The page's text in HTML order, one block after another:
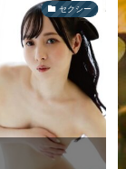
セクシー